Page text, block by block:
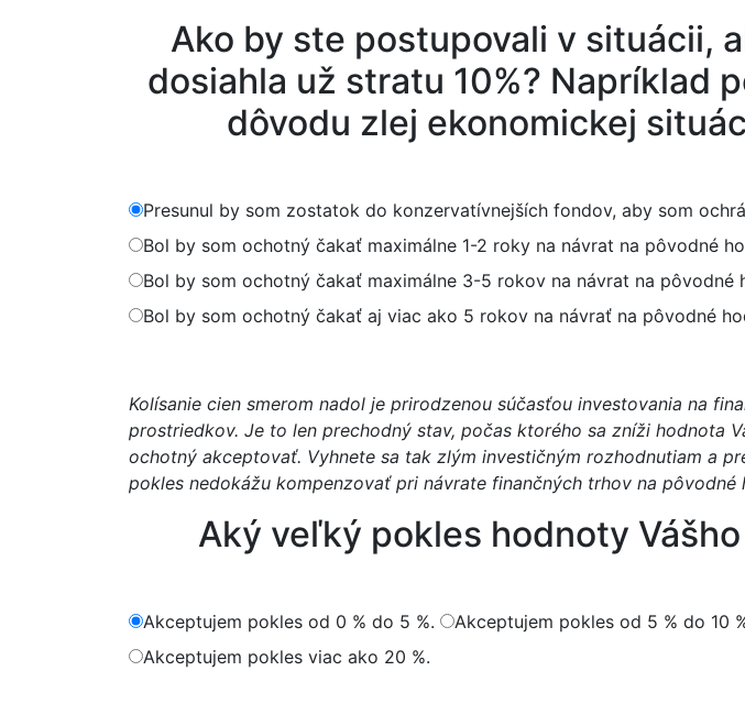
Ako by ste postupovali v situácii,
dosiahla už stratu 10%? Napríklad
dôvodu zlej ekonomickej
Presunul by som zostatok do konzervatívnejších fondov, aby som
Bol by som ochotný čakať maximálne 1-2 roky na návrat na pôvodné
Bol by som ochotný čakať maximálne 3-5 rokov na návrat na pôvodné
Bol by som ochotný čakať aj viac ako 5 rokov na návrať na pôvodné
Kolísanie cien smerom nadol je prirodzenou súčasťou investovania na
prostriedkov. Je to len prechodný stav, počas ktorého sa zníži hodnota
ochotný akceptovať. Vyhnete sa tak zlým investičným rozhodnutiam a
pokles nedokážu kompenzovať pri návrate finančných trhov na pôvodné
Aký veľký pokles hodnoty
Akceptujem pokles od 0 % do 5 %. Akceptujem pokles od 5 % do 10
Akceptujem pokles viac ako 20 %.